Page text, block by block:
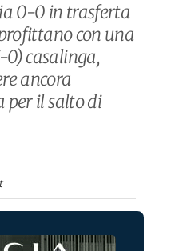
0-0 in trasferta
con una
casalinga,
ancora
per il salto di